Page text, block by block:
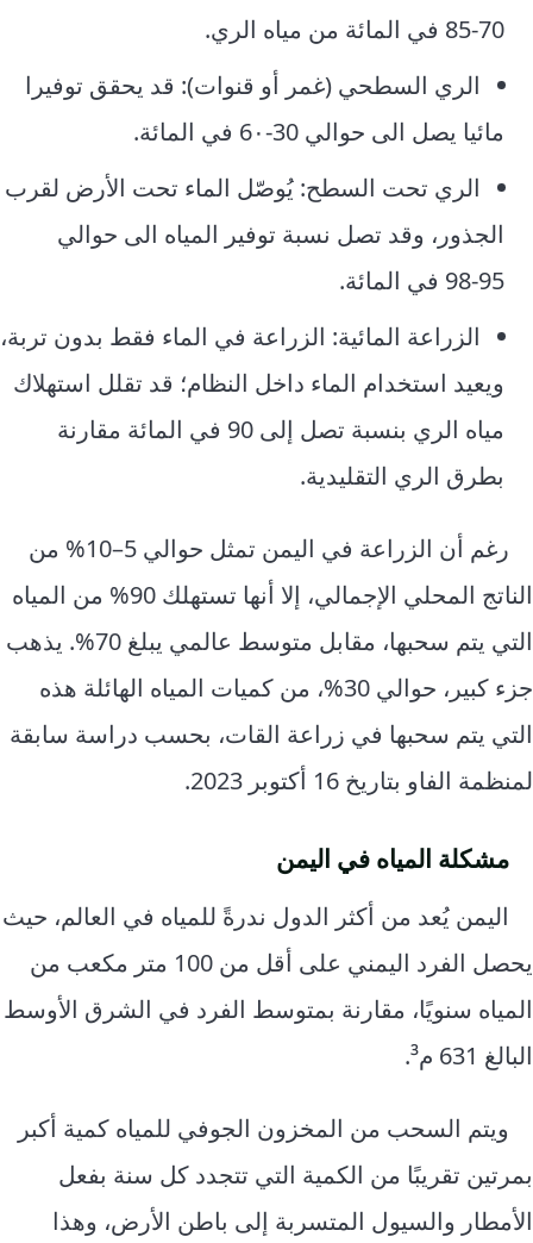
70‑85 في المائة من مياه الري.
الري السطحي (غمر أو قنوات): قد يحقق توفيرا
مائيا يصل الى حوالي 30‑6٠ في المائة.
الري تحت السطح: يُوصّل الماء تحت الأرض لقرب
الجذور، وقد تصل نسبة توفير المياه الى حوالي
95‑98 في المائة.
الزراعة المائية: الزراعة في الماء فقط بدون تربة،
ويعيد استخدام الماء داخل النظام؛ قد تقلل استهلاك
مياه الري بنسبة تصل إلى 90 في المائة مقارنة
بطرق الري التقليدية.
رغم أن الزراعة في اليمن تمثل حوالي 5–10% من
الناتج المحلي الإجمالي، إلا أنها تستهلك 90% من المياه
التي يتم سحبها، مقابل متوسط عالمي يبلغ 70%. يذهب
جزء كبير، حوالي 30%، من كميات المياه الهائلة هذه
التي يتم سحبها في زراعة القات، بحسب دراسة سابقة
لمنظمة الفاو بتاريخ 16 أكتوبر 2023.
مشكلة المياه في اليمن
اليمن يُعد من أكثر الدول ندرةً للمياه في العالم، حيث
يحصل الفرد اليمني على أقل من 100 متر مكعب من
المياه سنويًا، مقارنة بمتوسط الفرد في الشرق الأوسط
البالغ 631 م³.
ويتم السحب من المخزون الجوفي للمياه كمية أكبر
بمرتين تقريبًا من الكمية التي تتجدد كل سنة بفعل
الأمطار والسيول المتسربة إلى باطن الأرض، وهذا